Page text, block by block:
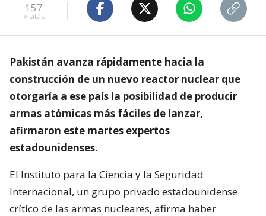
157
visitas
Pakistán avanza rápidamente hacia la
construcción de un nuevo reactor nuclear que
otorgaría a ese país la posibilidad de producir
armas atómicas más fáciles de lanzar,
afirmaron este martes expertos
estadounidenses.
El Instituto para la Ciencia y la Seguridad
Internacional, un grupo privado estadounidense
crítico de las armas nucleares, afirma haber